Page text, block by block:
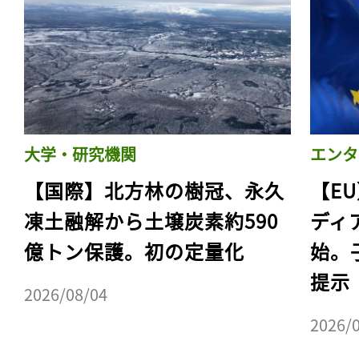
大学・研究機関
【国際】北方林の樹冠、永久
凍土融解から土壌炭素約590
億トン保護。初の定量化
2026/08/04
エン
【
ディ
始。
提示
2026/